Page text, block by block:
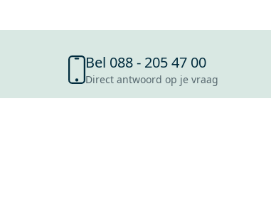
Bel 088 - 205 47 00
Direct antwoord op je vraag